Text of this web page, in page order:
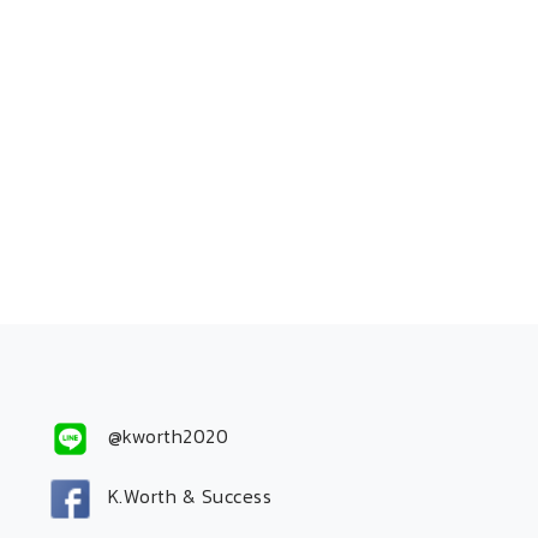
@kworth2020
K.Worth & Success